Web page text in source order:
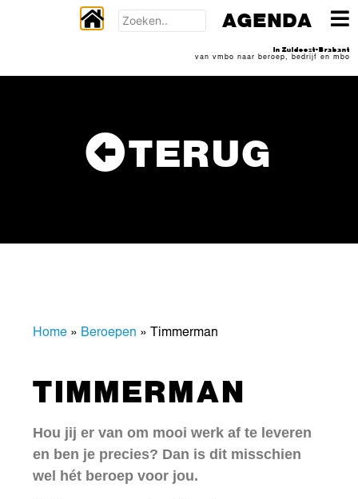
TERUG
Home » Beroepen »Timmerman
TIMMERMAN
Hou jij er van om mooi werk af te leveren
en ben je precies? Dan is dit misschien
wel hét beroep voor jou.
AGENDA
In Zuidoost-Brabant
van vmbo naar beroep, bedrijf en mbo